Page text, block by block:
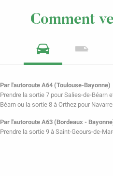
Comment
Par l'autoroute A64 (Toulouse-Bayonne)
Prendre la sortie 7 pour Salies-de-Béarn
Béarn ou la sortie 8 à Orthez pour
Par l'autoroute A63 (Bordeaux -
Prendre la sortie 9 à Saint-Geours-de-